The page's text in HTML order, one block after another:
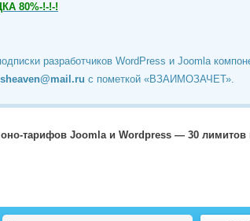
80%-!-!-!
разработчиков WordPress и Joomla
c пометкой «ВЗАИМОЗАЧЕТ».
тарифов Joomla и Wordpress — 30